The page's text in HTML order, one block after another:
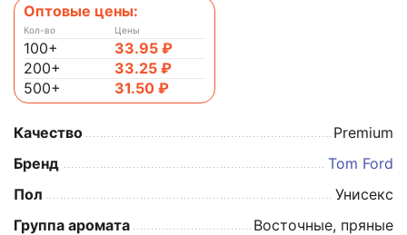
Оптовые цены:
Кол-во
100+
200+
500+
Цены
33.95 ₽
33.25 ₽
31.50 ₽
Качество
Premium
Бренд
Tom Ford
Пол
Унисекс
Группа аромата
Восточные, пряные